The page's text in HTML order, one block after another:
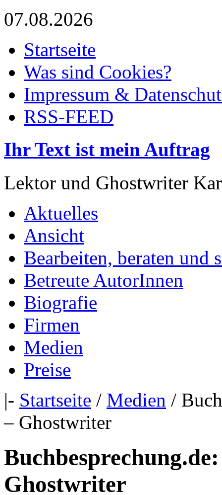
07.08.2026
Startseite
Was sind Cookies?
Impressum &
RSS-FEED
Ihr Text ist mein Auftrag
Lektor und Ghostwriter
Aktuelles
Ansicht
Bearbeiten, beraten und
Betreute AutorInnen
Biografie
Firmen
Medien
Preise
|- Startseite / Medien /
– Ghostwriter
Ghostwriter